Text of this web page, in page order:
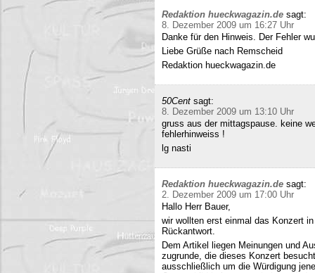
Redaktion hueckwagazin.de sagt:
8. Dezember 2009 um 16:27 Uhr
Danke für den Hinweis. Der Fehler
Liebe Grüße nach Remscheid
Redaktion hueckwagazin.de
50Cent sagt:
8. Dezember 2009 um 13:10 Uhr
gruss aus der mittagspause. keine
fehlerhinweiss !
lg nasti
Redaktion hueckwagazin.de sagt:
2. Dezember 2009 um 17:00 Uhr
Hallo Herr Bauer,
wir wollten erst einmal das Konzert
Rückantwort.
Dem Artikel liegen Meinungen und
zugrunde, die dieses Konzert
ausschließlich um die Würdigung